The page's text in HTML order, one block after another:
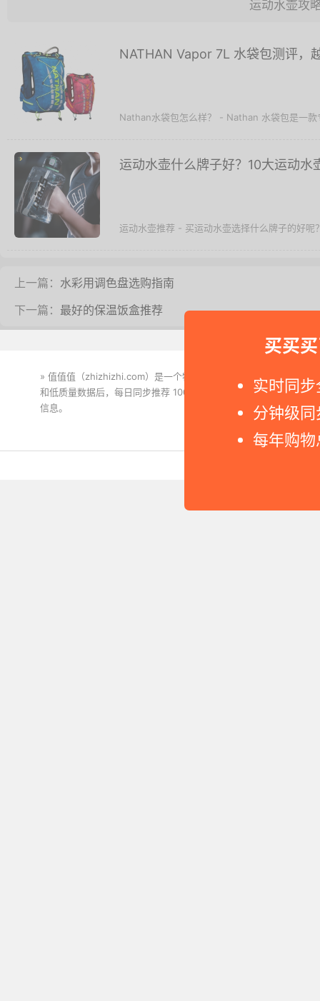
买买
实时同
分钟级
每年购
运动水壶攻
NATHAN Vapor 7L 水袋包测评，
Nathan水袋包怎么样？ - Nathan 水袋包是一
运动水壶什么牌子好？10大运动水
运动水壶推荐 - 买运动水壶选择什么牌子的好
上一篇： 水彩用调色盘选购指南
下一篇： 最好的保温饭盒推荐
» 值值值（zhizhizhi.com）是一个特价搜索引擎。我们实时监控和
和低质量数据后，每日同步推荐 1000+ 高性价比商品和打折促销
信息。